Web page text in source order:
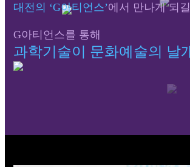
대전의 ‘G아티언스’에서 만나게 되
G아티언스를 통해
과학기술이 문화예술의 날